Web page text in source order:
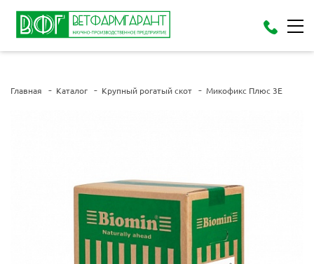
Главная Каталог Крупный рогатый скот Микофикс Плюс 3E